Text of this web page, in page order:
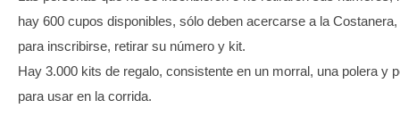
hay 600 cupos disponibles, sólo deben acercarse a la
para inscribirse, retirar su número y kit.
Hay 3.000 kits de regalo, consistente en un morral, una polera y
para usar en la corrida.